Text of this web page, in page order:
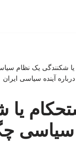
یا شکنندگی یک نظام
آینده سیاسی ایران
یا